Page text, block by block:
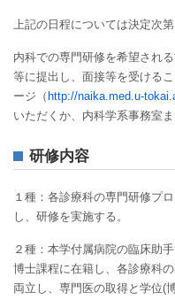
上記の日程については決定次第
内科での専門研修を希望され
等に提出し、面接等を受ける
ージ（ http://naika.med.u-
いただくか、内科学系事務室
研修内容
１種：各診療科の専門研修プ
し、研修を実施する。
２種：本学付属病院の臨床助
博士課程に在籍し、各診療科
両立し、専門医の取得と学位(